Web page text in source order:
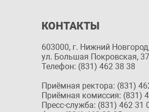
КОНТАКТЫ
603000, г. Нижний
ул. Большая Покровская, 37
Телефон: (831) 462 38 38
Приёмная ректора: (831)
Приёмная комиссия: (831)
Пресс-служба: (831) 462 31